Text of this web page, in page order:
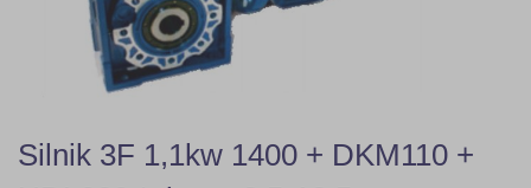
Skip
to
Silnik 3F 1,1kw 1400 + DKM110 +